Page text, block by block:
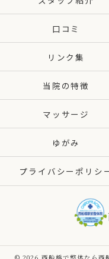
口コミ
リンク集
当院の特徴
マッサージ
ゆがみ
プライバシーポリシ